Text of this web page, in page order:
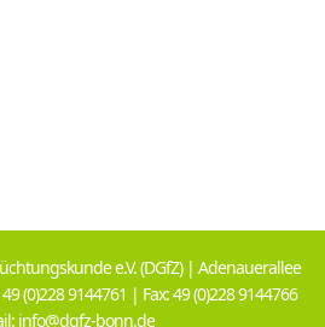
e.V. (DGfZ) | Adenauerallee
(0)228 9144761 | Fax: 49 (0)228 9144766
info@dgfz-bonn.de